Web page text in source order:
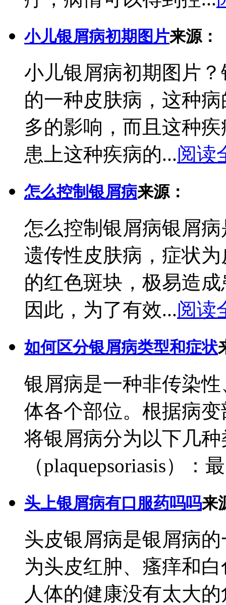
小儿银屑病初期图片来源：
小儿银屑病初期图片
的一种皮肤病，这种
多的影响，而且这种
患上这种疾病的...阅读
怎么控制银屑病来源：
怎么控制银屑病银屑
遗传性皮肤病，症状
的红色斑块，极易造
因此，为了有效...阅读
如何区分银屑病类型和症状
银屑病是一种非传染
体各个部位。根据病
将银屑病分为以下几
（plaquepsoriasis）：
头上银屑病有口服药吗吗来
头皮银屑病是银屑病
为头皮红肿、瘙痒和
人体的健康没有太大